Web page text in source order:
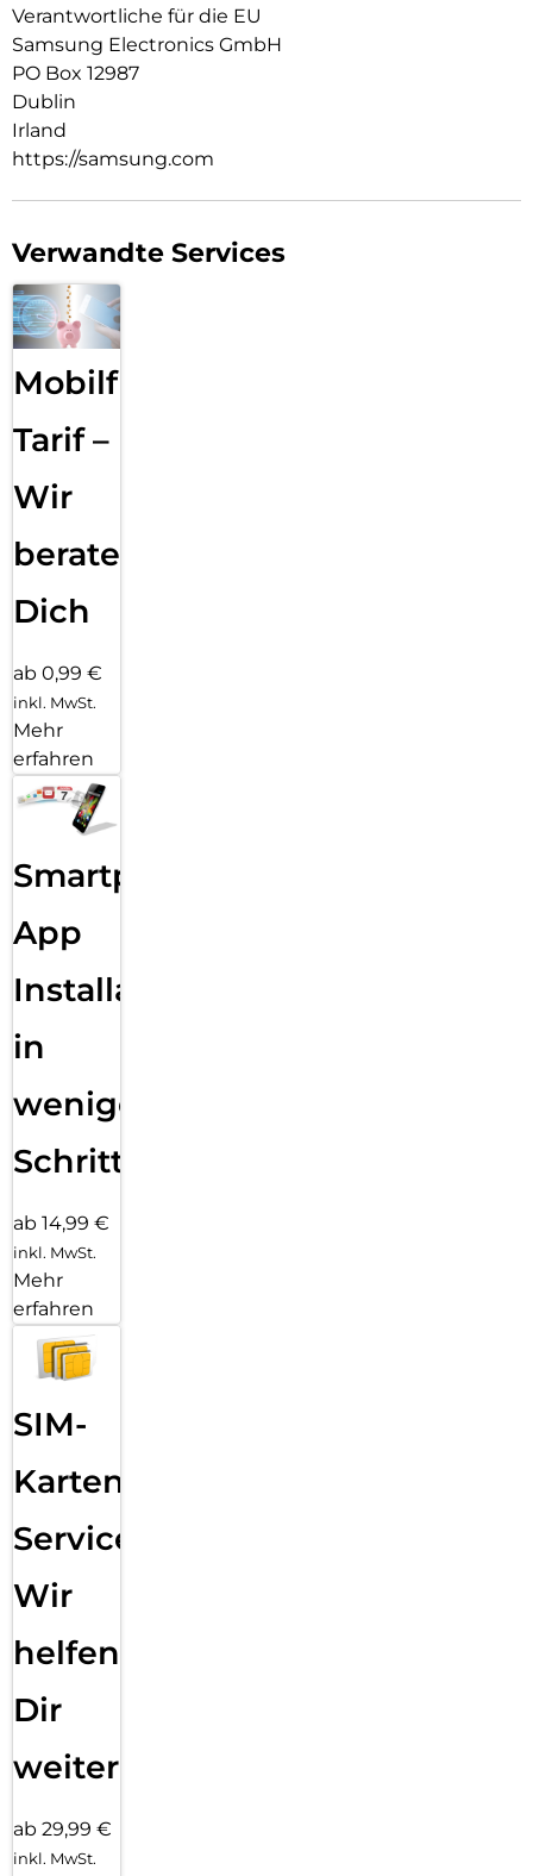
Verantwortliche für die EU
Samsung Electronics GmbH
PO Box 12987
Dublin
Irland
https://samsung.com
Verwandte Services
Mobilfunk
Tarif –
Wir
beraten
Dich
ab 0,99 €
inkl. MwSt.
Mehr
erfahren
Smartphone
App
Installation
in
wenigen
Schritten
ab 14,99 €
inkl. MwSt.
Mehr
erfahren
SIM-
Karten
Service:
Wir
helfen
Dir
weiter
ab 29,99 €
inkl. MwSt.